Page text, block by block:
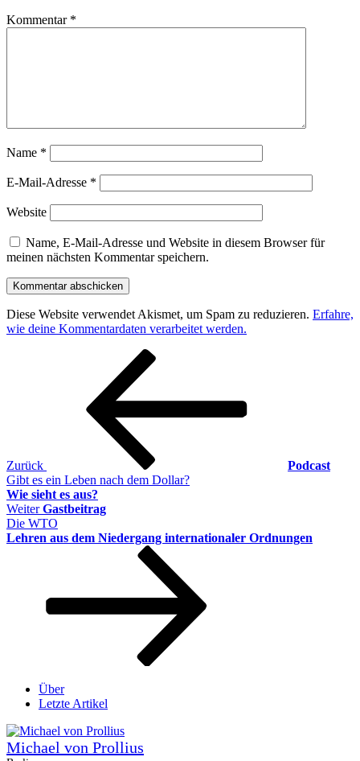
Kommentar *
Name *
E-Mail-Adresse *
Website
Name, E-Mail-Adresse und Website in diesem Browser für
meinen nächsten Kommentar speichern.
Diese Website verwendet Akismet, um Spam zu reduzieren. Erfahre,
wie deine Kommentardaten verarbeitet werden.
Beitragsnavigation
Zurück
Podcast
Gibt es ein Leben nach dem Dollar?
Wie sieht es aus?
Nächster
Beitrag
Weiter Gastbeitrag
Die WTO
Lehren aus dem Niedergang internationaler Ordnungen
Über
Letzte Artikel
Michael von Prollius